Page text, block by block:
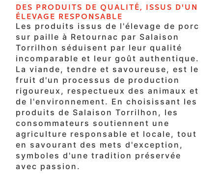
DES PRODUITS DE QUALITÉ, ISSUS D'UN
ÉLEVAGE RESPONSABLE
Les produits issus de l'élevage de porc
sur paille à Retournac par Salaison
Torrilhon séduisent par leur qualité
incomparable et leur goût authentique.
La viande, tendre et savoureuse, est le
fruit d'un processus de production
rigoureux, respectueux des animaux et
de l'environnement. En choisissant les
produits de Salaison Torrilhon, les
consommateurs soutiennent une
agriculture responsable et locale, tout
en savourant des mets d'exception,
symboles d'une tradition préservée
avec passion.